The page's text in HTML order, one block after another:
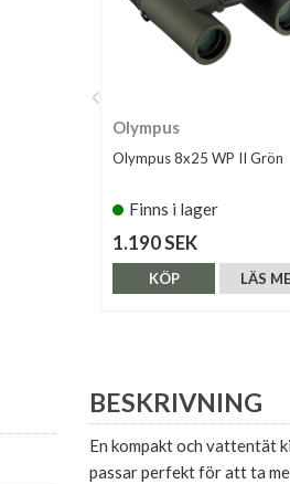
Olympus
Olympus 8x25 WP II Grön
Finns i lager
1.190 SEK
LÄS
KÖP
BESKRIVNING
En kompakt och vattentät
passar perfekt för att ta